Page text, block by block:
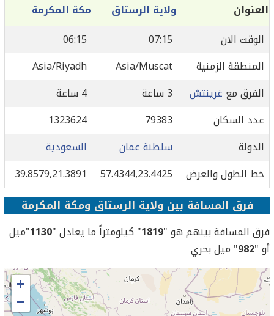
العنوان ولاية الرستاق
مكة المكرمة
الوقت الان
07:15
06:15
المنطقة الزمنية
Asia/Muscat
Asia/Riyadh
الفرق مع غرينتش 3 ساعة
4 ساعة
عدد السكان
79383
1323624
الدولة
سلطنة عمان
السعودية
خط الطول والعرض
57.4344,23.4425
39.8579,21.3891
فرق المسافة بين ولاية الرستاق ومكة المكرمة
فرق المسافة بينهم هو "1819" كيلومتراً ما يعادل "1130"ميل
أو "982" ميل بحري
+
−